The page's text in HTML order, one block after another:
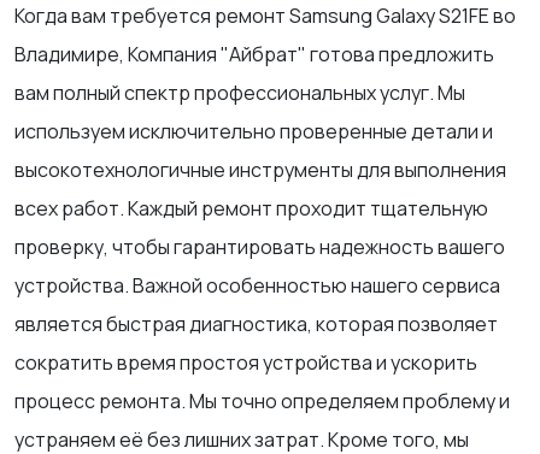
Когда вам требуется ремонт Samsung Galaxy S21FE во
Владимире, Компания "Айбрат" готова предложить
вам полный спектр профессиональных услуг. Мы
используем исключительно проверенные детали и
высокотехнологичные инструменты для выполнения
всех работ. Каждый ремонт проходит тщательную
проверку, чтобы гарантировать надежность вашего
устройства. Важной особенностью нашего сервиса
является быстрая диагностика, которая позволяет
сократить время простоя устройства и ускорить
процесс ремонта. Мы точно определяем проблему и
устраняем её без лишних затрат. Кроме того, мы